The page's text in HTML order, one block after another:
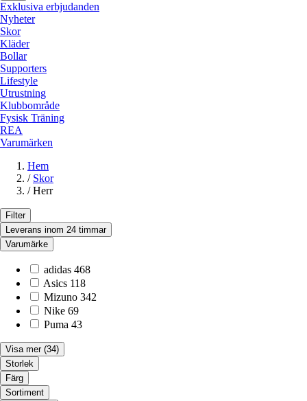
Exklusiva erbjudanden
Nyheter
Skor
Kläder
Bollar
Supporters
Lifestyle
Utrustning
Klubbområde
Fysisk Träning
REA
Varumärken
Hem
/ Skor
/ Herr
Filter
Leverans inom 24 timmar
Varumärke
adidas 468
Asics 118
Mizuno 342
Nike 69
Puma 43
Visa mer (34)
Storlek
Färg
Sortiment